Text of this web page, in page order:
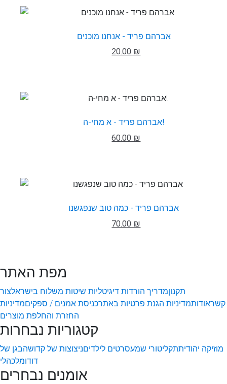
אברהם פריד - אנחנו מוכנים
20.00 ₪
אברהם פריד - א מחי-ה!
60.00 ₪
אברהם פריד - כמה טוב שנפגשנו
70.00 ₪
מפת האתר
תקנוןמדריך הורדות דיגיטליות שיטות משלוח בישראלצור
קשראודותמדיניות הגנת פרטיות באתרכניסת אמנים / ספקיםמדיניות
החזרת והחלפת מוצרים
קטגוריות נבחרות
מוזיקה יהודיתתקליטורי שמעסרטים לילדיםניצוצות של קדושהבגן של
דודומלכהלי
אומנים נבחרים